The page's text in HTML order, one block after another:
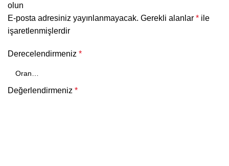
olun
E-posta adresiniz yayınlanmayacak. Gerekli alanlar * ile
işaretlenmişlerdir
Derecelendirmeniz *
Değerlendirmeniz *